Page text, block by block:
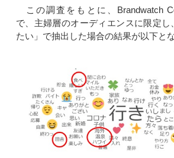
この調査をもとに、Brandwatch
で、主婦層のオーディエンスに限定し
たい」で抽出した場合の結果が以下と